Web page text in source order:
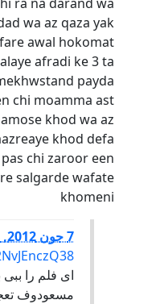
wa az qaza yak
awal hokomat
afradi ke 3 ta
payda
chi moamma ast
khod wa az
khod defa
chi zaroor een
salgarde wafate
khomeni
7 جون 2012, 16:58
ای فلم را
مسعودوف